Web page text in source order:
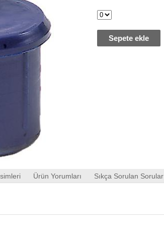
Sepete ekle
Ürün Yorumları Sıkça Sorulan Sorular